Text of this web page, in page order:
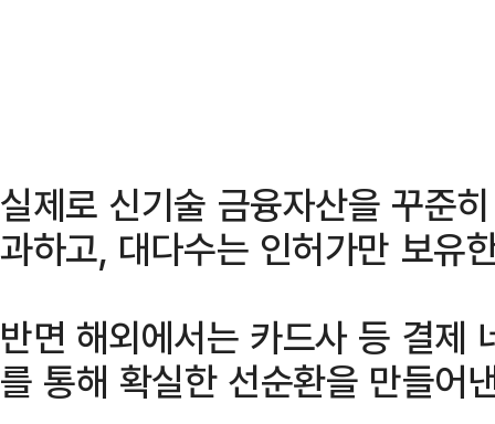
실제로 신기술 금융자산을 꾸준
과하고, 대다수는 인허가만 보유
반면 해외에서는 카드사 등 결제
를 통해 확실한 선순환을 만들어